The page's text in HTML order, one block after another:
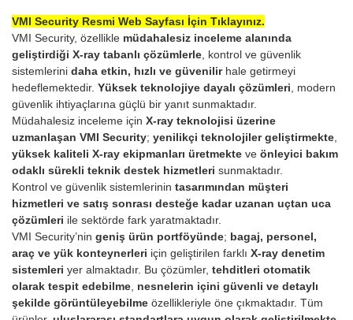
VMI Security Resmi Web Sayfası İçin Tıklayınız.
VMI Security, özellikle müdahalesiz inceleme alanında
geliştirdiği X-ray tabanlı çözümlerle , kontrol ve güvenlik
sistemlerini daha etkin, hızlı ve güvenilirhale getirmeyi
hedeflemektedir. Yüksek teknolojiye dayalı çözümleri , modern
güvenlik ihtiyaçlarına güçlü bir yanıt sunmaktadır.
Müdahalesiz inceleme için X-ray teknolojisi üzerine
uzmanlaşan VMI Security; yenilikçi teknolojiler geliştirmekte
yüksek kaliteli X-ray ekipmanları üretmekte ve önleyici bakım
odaklı sürekli teknik destek hizmetleri sunmaktadır.
Kontrol ve güvenlik sistemlerinin tasarımından müşteri
hizmetleri ve satış sonrası desteğe kadar uzanan uçtan uca
çözümleri ile sektörde fark yaratmaktadır.
VMI Security’nin geniş ürün portföyünde; bagaj, personel,
araç ve yük konteynerleri için geliştirilen farklı X-ray denetim
sistemleri yer almaktadır. Bu çözümler, tehditleri otomatik
olarak tespit edebilme nesnelerin içini güvenli ve detaylı
şekilde görüntüleyebilme özellikleriyle öne çıkmaktadır. Tüm